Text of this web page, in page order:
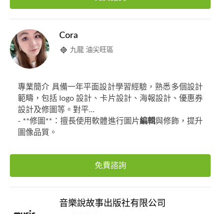
Cora
九龍 油尖旺區
專業簡介 具備一年平面設計學習經驗，熟悉多個設計
範疇，包括 logo 設計、卡片設計、海報設計、優惠券
設計及修圖等。對平...
- **修圖**：擅長使用軟體進行圖片編輯與修飾，提升
圖像品質。
免費諮詢
音樂說故事出版社有限公司